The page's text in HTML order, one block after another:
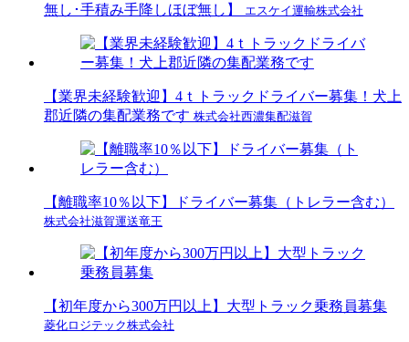
無し･手積み手降しほぼ無し】
エスケイ運輸株式会社
【業界未経験歓迎】4ｔトラックドライバー募集！犬上
郡近隣の集配業務です 株式会社西濃集配滋賀
【離職率10％以下】ドライバー募集（トレラー含む）
株式会社滋賀運送竜王
【初年度から300万円以上】大型トラック乗務員募集
菱化ロジテック株式会社